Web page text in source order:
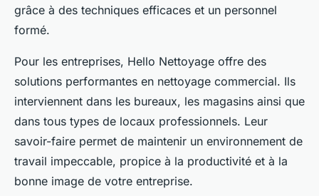
grâce à des techniques efficaces et un personnel
formé.
Pour les entreprises, Hello Nettoyage offre des
solutions performantes en nettoyage commercial. Ils
interviennent dans les bureaux, les magasins ainsi que
dans tous types de locaux professionnels. Leur
savoir-faire permet de maintenir un environnement de
travail impeccable, propice à la productivité et à la
bonne image de votre entreprise.